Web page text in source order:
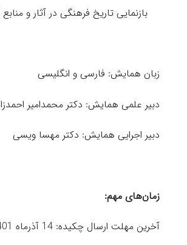
بازنمایی تاریخ فرهنگی در آثار و
زبان همایش: فارسی و انگلیسی
دبیر علمی همایش: دکتر محمدامیر
دبیر اجرایی همایش: دکتر مهسا ویسی
زمان‌های مهم:
آخرین مهلت ارسال چکیده: 14 آذرماه 1401